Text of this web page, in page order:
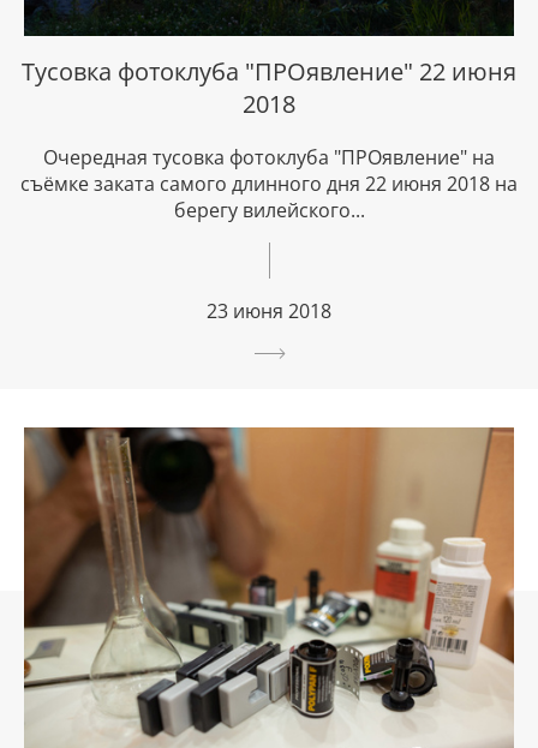
Тусовка фотоклуба "ПРОявление" 22 июня
2018
Очередная тусовка фотоклуба "ПРОявление" на
съёмке заката самого длинного дня 22 июня 2018 на
берегу вилейского...
23 июня 2018